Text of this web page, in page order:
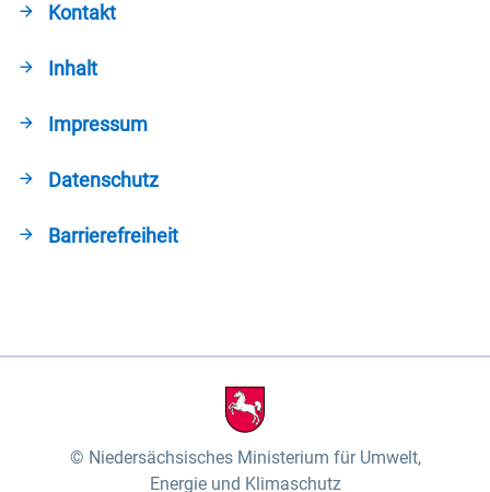
Kontakt
Inhalt
Impressum
Datenschutz
Barrierefreiheit
Niedersächsisches Ministerium für Umwelt,
Energie und Klimaschutz